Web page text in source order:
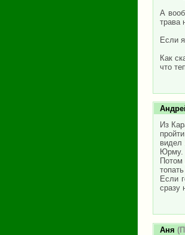
А
трава
Если
Как
что
Из
видел
Юрму.
Если
сразу
Аня